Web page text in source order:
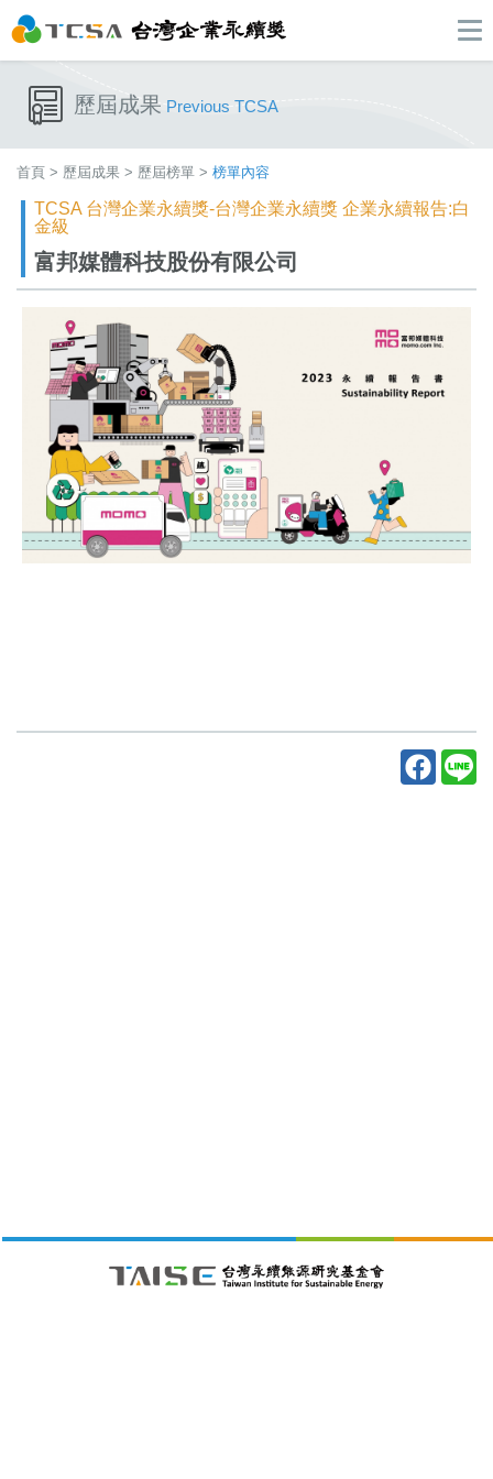
歷屆成果 Previous TCSA
首頁 > 歷屆成果 > 歷屆榜單 > 榜單內容
TCSA 台灣企業永續獎-台灣企業永續獎 企業永續報告:白
金級
富邦媒體科技股份有限公司